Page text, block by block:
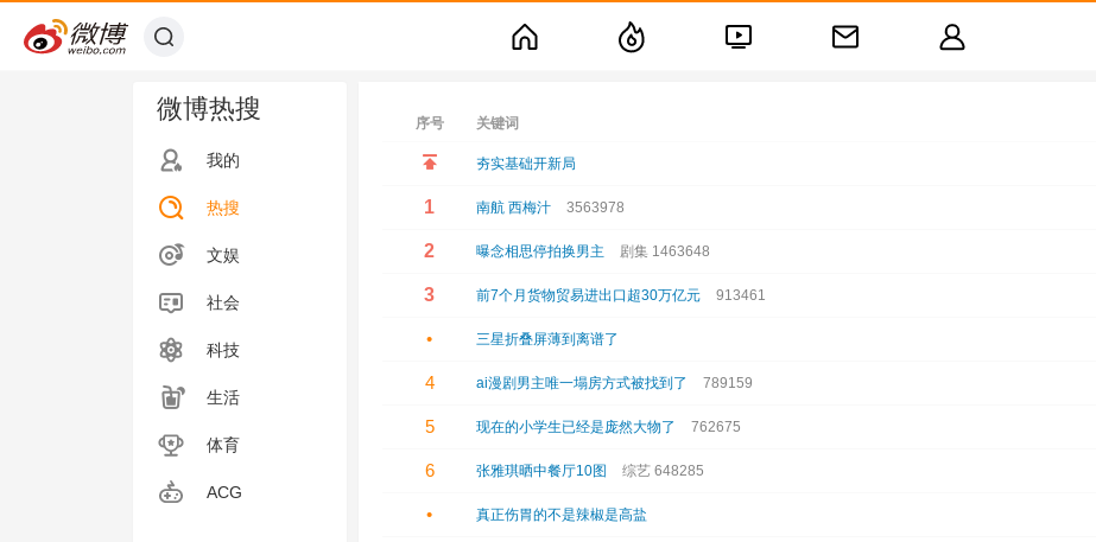
微博热搜
我的
热搜
文娱
社会
科技
生活
体育
ACG
序号 关键词
夯实基础开新局
1 南航 西梅汁 3563978
2 曝念相思停拍换男主 剧集 1463648
3 前7个月货物贸易进出口超30万亿元 913461
• 三星折叠屏薄到离谱了
4 ai漫剧男主唯一塌房方式被找到了 789159
5 现在的小学生已经是庞然大物了 762675
6 张雅琪晒中餐厅10图 综艺 648285
• 真正伤胃的不是辣椒是高盐